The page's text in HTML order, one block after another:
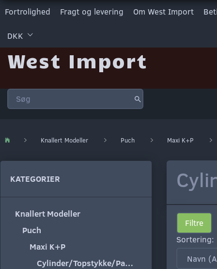
Fortrolighed Fragt og levering Om West Import
DKK
West Import
Knallert Modeller Puch Maxi K+P
KATEGORIER
Knallert Modeller
Puch
Maxi K+P
Cylinder/Topstykke/Pakning
Filtre
Sortering: